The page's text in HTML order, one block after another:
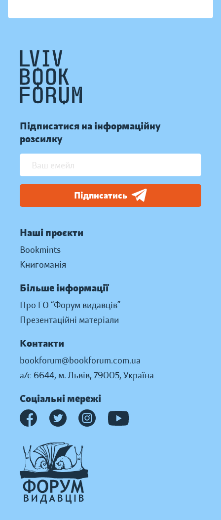
Підписатися на інформаційну
розсилку
Підписатись
Наші проєкти
Bookmints
Книгоманія
Більше інформації
Про ГО “Форум видавців”
Презентаційні матеріали
Контакти
bookforum@bookforum.com.ua
а/с 6644, м. Львів, 79005, Україна
Соціальні мережі